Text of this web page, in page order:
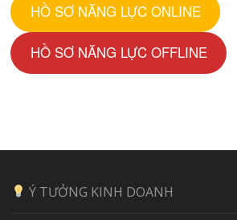
HỒ SƠ NĂNG LỰC ONLINE
HỒ SƠ NĂNG LỰC OFFLINE
Ý TƯỞNG KINH DOANH